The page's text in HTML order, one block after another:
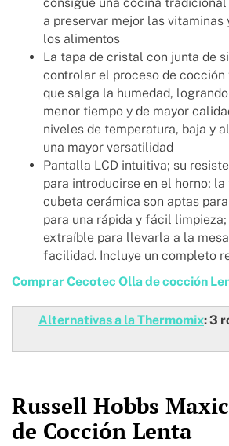
a preservar mejor las vitaminas
los alimentos
La tapa de cristal con junta de
controlar el proceso de
que salga la humedad,
menor tiempo y de mayor
niveles de temperatura, baja y
una mayor versatilidad
Pantalla LCD intuitiva; su
para introducirse en el horno;
cubeta cerámica son aptas
para una rápida y fácil
extraíble para llevarla a la
facilidad. Incluye un completo
Comprar Cecotec Olla de cocción
Alternativas a la Thermomix: 3
Russell Hobbs
de Cocción Lenta